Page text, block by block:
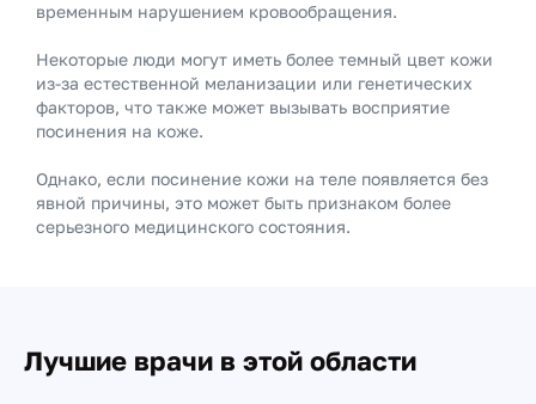
временным нарушением кровообращения.
Некоторые люди могут иметь более темный цвет кожи
из-за естественной меланизации или генетических
факторов, что также может вызывать восприятие
посинения на коже.
Однако, если посинение кожи на теле появляется без
явной причины, это может быть признаком более
серьезного медицинского состояния.
Лучшие врачи в этой области